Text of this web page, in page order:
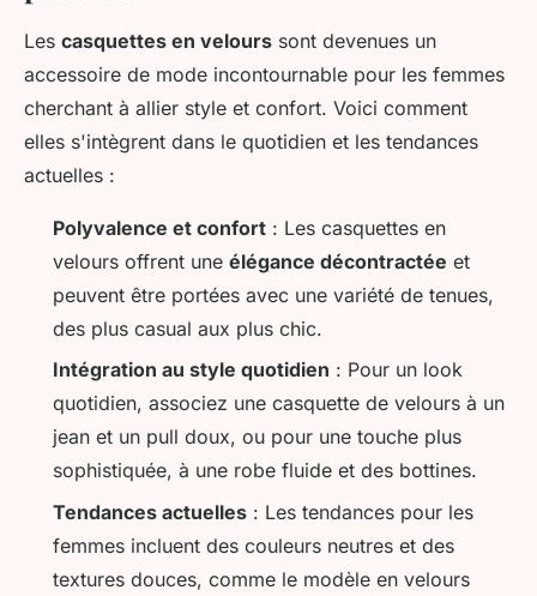
Les casquettes en velours sont devenues un
accessoire de mode incontournable pour les femmes
cherchant à allier style et confort. Voici comment
elles s'intègrent dans le quotidien et les tendances
actuelles :
Polyvalence et confort : Les casquettes en
velours offrent une élégance décontractée et
peuvent être portées avec une variété de tenues,
des plus casual aux plus chic.
Intégration au style quotidien : Pour un look
quotidien, associez une casquette de velours à un
jean et un pull doux, ou pour une touche plus
sophistiquée, à une robe fluide et des bottines.
Tendances actuelles : Les tendances pour les
femmes incluent des couleurs neutres et des
textures douces, comme le modèle en velours